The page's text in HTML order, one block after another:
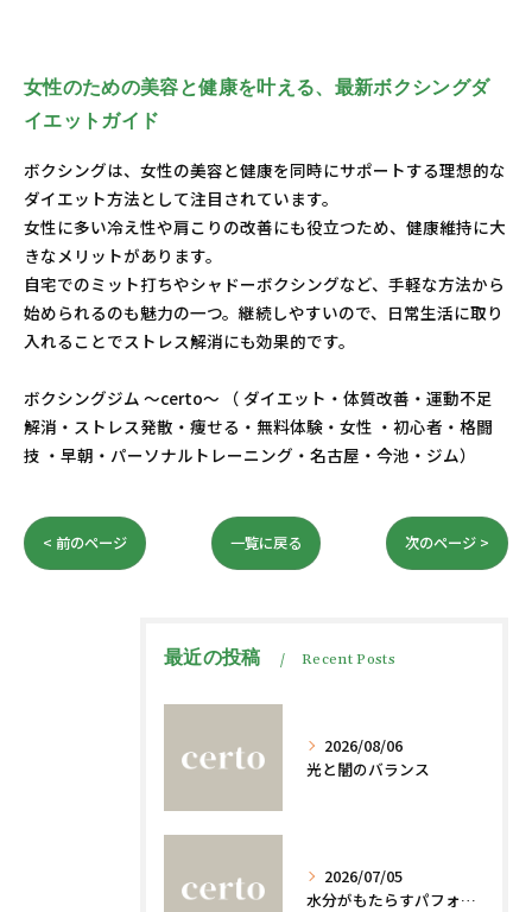
女性のための美容と健康を叶える、最新ボクシングダ
イエットガイド
ボクシングは、女性の美容と健康を同時にサポートする理想的な
ダイエット方法として注目されています。
女性に多い冷え性や肩こりの改善にも役立つため、健康維持に大
きなメリットがあります。
自宅でのミット打ちやシャドーボクシングなど、手軽な方法から
始められるのも魅力の一つ。継続しやすいので、日常生活に取り
入れることでストレス解消にも効果的です。
ボクシングジム ～certo～ （ ダイエット・体質改善・運動不足
解消・ストレス発散・痩せる・無料体験・女性 ・初心者・格闘
技 ・早朝・パーソナルトレーニング・名古屋・今池・ジム）
< 前のページ 一覧に戻る 次のページ >
最近の投稿 Recent Posts
2026/08/06
光と闇のバランス
2026/07/05
水分がもたらすパフォーマンスへの影響